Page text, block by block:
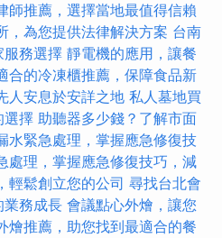
師推薦，選擇當地最值得信賴
，為您提供法律解決方案 台南
服務選擇 靜電機的應用，讓餐
合的冷凍櫃推薦，保障食品新
人安息於安詳之地 私人墓地買
選擇 助聽器多少錢？了解市面
水緊急處理，掌握應急修復技
處理，掌握應急修復技巧，減
輕鬆創立您的公司 尋找台北會
業務成長 會議點心外燴，讓您
燴推薦，助您找到最適合的餐